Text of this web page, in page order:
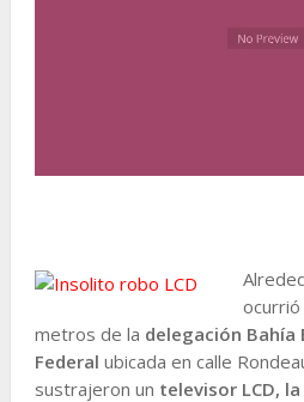
ocurrió
metros de la delegación Bahía
Federal ubicada en calle
sustrajeron un televisor LCD,